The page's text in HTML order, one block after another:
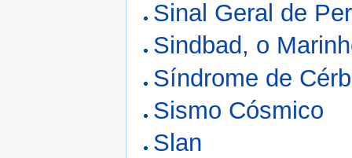
Sinal Geral de
Sindbad, o
Síndrome de
Sismo Cósmico
Slan